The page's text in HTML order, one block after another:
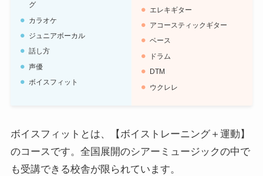
グ
カラオケ
ジュニアボーカル
話し方
声優
ボイスフィット
エレキギター
アコースティックギター
ベース
ドラム
DTM
ウクレレ
ボイスフィットとは、【ボイストレーニング＋運動】
のコースです。全国展開のシアーミュージックの中で
も受講できる校舎が限られています。